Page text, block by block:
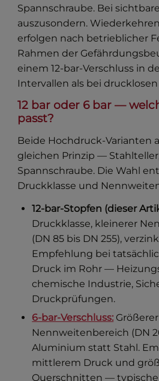
Spannschraube. Bei
auszusondern.
erfolgen nach betrieblicher
Rahmen der
einem 12-bar-Verschluss in
Intervallen als bei
12 bar oder 6 bar —
passt?
Beide Hochdruck-Varianten
gleichen Prinzip —
Spannschraube. Die Wahl
Druckklasse und
12-bar-Stopfen (dieser
Druckklasse, kleinerer
(DN 85 bis DN 255),
Empfehlung bei
Druck im Rohr —
chemische Industrie,
Druckprüfungen.
6-bar-Verschluss: Größerer
Nennweitenbereich (DN
Aluminium statt Stahl.
mittlerem Druck und
Querschnitten —